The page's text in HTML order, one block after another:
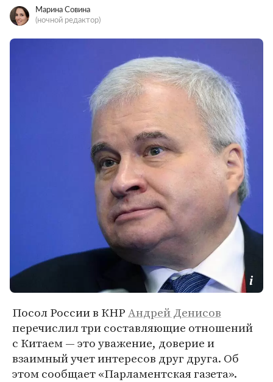
Марина Совина
(ночной редактор)
Посол России в КНРАндрей Денисов
перечислил три составляющие отношений
с Китаем — это уважение, доверие и
взаимный учет интересов друг друга. Об
этом сообщает «Парламентская газета».